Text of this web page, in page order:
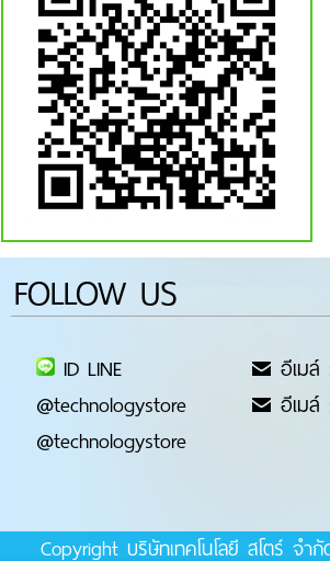
FOLLOW US
ID LINE
@technologystore
@technologystore
อีเมล์
อีเมล์
Copyright บริษัทเทคโนโลยี สโตร์ จ